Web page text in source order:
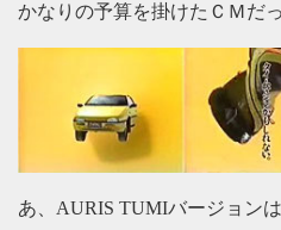
かなりの予算を掛けたＣＭだ
あ、AURIS TUMIバージョン